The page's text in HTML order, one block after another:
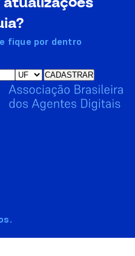
fique por dentro